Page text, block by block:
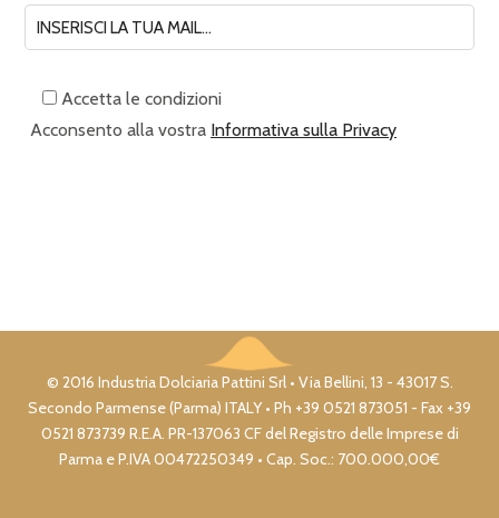
Accetta le condizioni
Acconsento alla vostra Informativa sulla Privacy
© 2016 Industria Dolciaria Pattini Srl • Via Bellini, 13 - 43017 S.
Secondo Parmense (Parma) ITALY • Ph +39 0521 873051 - Fax +39
0521 873739 R.E.A. PR-137063 CF del Registro delle Imprese di
Parma e P.IVA 00472250349 • Cap. Soc.: 700.000,00€